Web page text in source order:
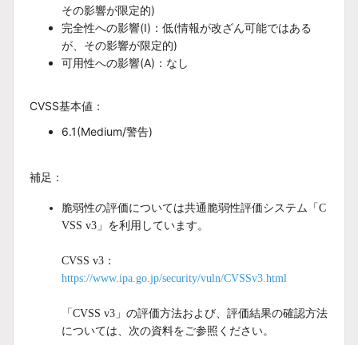
その影響が限定的)
完全性への影響(I)：低(情報が改ざん可能ではある
が、その影響が限定的)
可用性への影響(A)：なし
CVSS基本値：
6.1(Medium/警告)
補足：
脆弱性の評価については共通脆弱性評価システム「C
VSS v3」を利用しています。
CVSS v3：
https://www.ipa.go.jp/security/vuln/CVSSv3.html
「CVSS v3」の評価方法および、評価結果の確認方法
については、次の資料をご参照ください。